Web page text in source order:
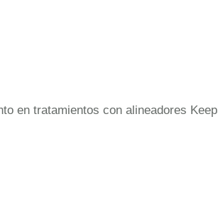
en tratamientos con alineadores